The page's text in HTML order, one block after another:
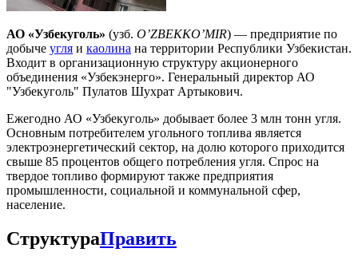
АО «Узбекуголь» (узб. O’ZBEKKO’MIR) — предприятие по
добыче угля и каолина на территории Республики Узбекистан.
Входит в организационную структуру акционерного
объединения «Узбекэнерго». Генеральный директор АО
"Узбекуголь" Пулатов Шухрат Артыкович.
Ежегодно АО «Узбекуголь» добывает более 3 млн тонн угля.
Основным потребителем угольного топлива является
электроэнергетический сектор, на долю которого приходится
свыше 85 процентов общего потребления угля. Спрос на
твердое топливо формируют также предприятия
промышленности, социальной и коммунальной сфер,
население.
СтруктураПравить